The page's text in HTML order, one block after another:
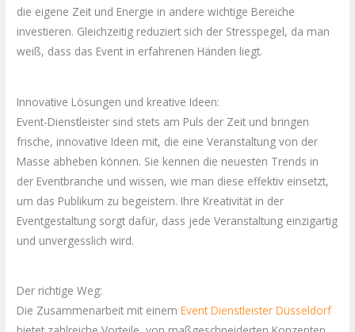
die eigene Zeit und Energie in andere wichtige Bereiche
investieren. Gleichzeitig reduziert sich der Stresspegel, da man
weiß, dass das Event in erfahrenen Händen liegt.
Innovative Lösungen und kreative Ideen:
Event-Dienstleister sind stets am Puls der Zeit und bringen
frische, innovative Ideen mit, die eine Veranstaltung von der
Masse abheben können. Sie kennen die neuesten Trends in
der Eventbranche und wissen, wie man diese effektiv einsetzt,
um das Publikum zu begeistern. Ihre Kreativität in der
Eventgestaltung sorgt dafür, dass jede Veranstaltung einzigartig
und unvergesslich wird.
Der richtige Weg:
Die Zusammenarbeit mit einemEvent Dienstleister Düsseldorf